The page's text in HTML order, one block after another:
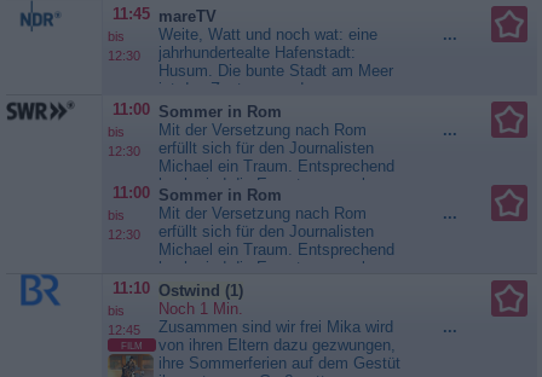
11:45
bis
12:30
mareTV
Weite, Watt und noch wat: eine
jahrhundertealte Hafenstadt:
Husum. Die bunte Stadt am Meer
ist das Zentrum an der
nordfriesischen Küste. Schicke
Seebäder und Chichi gibt´s hier
nicht. In diesem Landstrich trifft
das „mareTV“-Team Menschen, die
mit den Gezeiten leben. Ruth
Hartwig-Kruse hat den wohl...
mareTV
...
11:00
bis
12:30
Sommer in Rom
Mit der Versetzung nach Rom
erfüllt sich für den Journalisten
Michael ein Traum. Entsprechend
hoch sind die Erwartungen, als er
und seine Familie im Land der
Zitronen ankommen. Tolles Essen,
strahlender Sonnenschein,
gesellige Menschen?- von wegen.
sich als harte...
Rom
...
11:00
bis
12:30
Sommer in Rom
Mit der Versetzung nach Rom
erfüllt sich für den Journalisten
Michael ein Traum. Entsprechend
hoch sind die Erwartungen, als er
und seine Familie im Land der
Zitronen ankommen. Tolles Essen,
strahlender Sonnenschein,
gesellige Menschen?- von wegen.
Die italienische Bürokratie erweist
...
11:10
bis
12:45
FILM
Ostwind (1)
Noch 1 Min.
Zusammen sind wir frei Mika wird
von ihren Eltern dazu gezwungen,
ihre Sommerferien auf dem Gestüt
...